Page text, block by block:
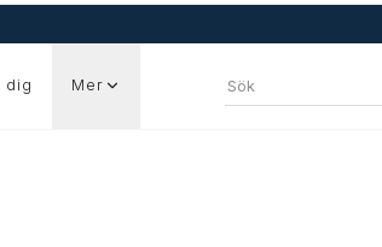
dig Mer
Sök bland annonser